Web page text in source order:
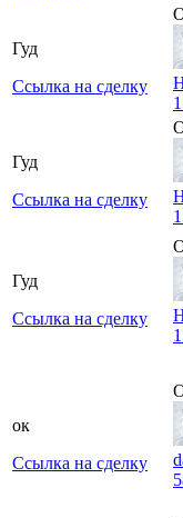
Гуд
Ссылка на сделку
Гуд
Ссылка на сделку
Гуд
Ссылка на сделку
ок
Ссылка на сделку